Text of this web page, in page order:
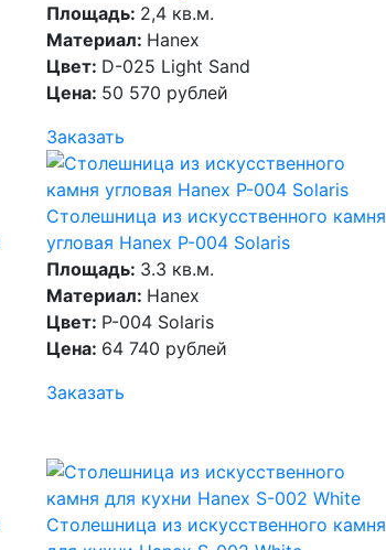
Площадь: 2,4 кв.м.
Материал: Hanex
Цвет: D-025 Light Sand
Цена: 50 570 рублей
Заказать
Столешница из искусственного камня
угловая Hanex P-004 Solaris
Площадь: 3.3 кв.м.
Материал: Hanex
Цвет: P-004 Solaris
Цена: 64 740 рублей
Заказать
Столешница из искусственного камня